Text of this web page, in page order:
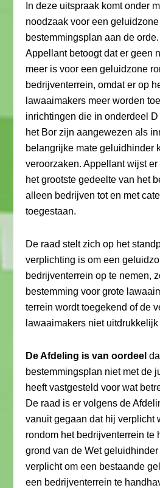
In deze uitspraak komt onder
noodzaak voor een
bestemmingsplan aan de orde.
Appellant betoogt dat er geen
meer is voor een geluidzone
bedrijventerrein, omdat er op
lawaaimakers meer worden
inrichtingen die in onderdeel
het Bor zijn aangewezen als
belangrijke mate geluidhinder
veroorzaken. Appellant wijst
het grootste gedeelte van het
alleen bedrijven tot en met
toegestaan.
De raad stelt zich op het
verplichting is om een
bedrijventerrein op te nemen,
bestemming voor grote
terrein wordt toegekend of de
lawaaimakers niet
De Afdeling is van oordeel
bestemmingsplan niet met de
heeft vastgesteld voor wat
De raad is er volgens de
vanuit gegaan dat hij verplicht
rondom het bedrijventerrein te
grond van de Wet geluidhinder
verplicht om een bestaande
een bedrijventerrein te